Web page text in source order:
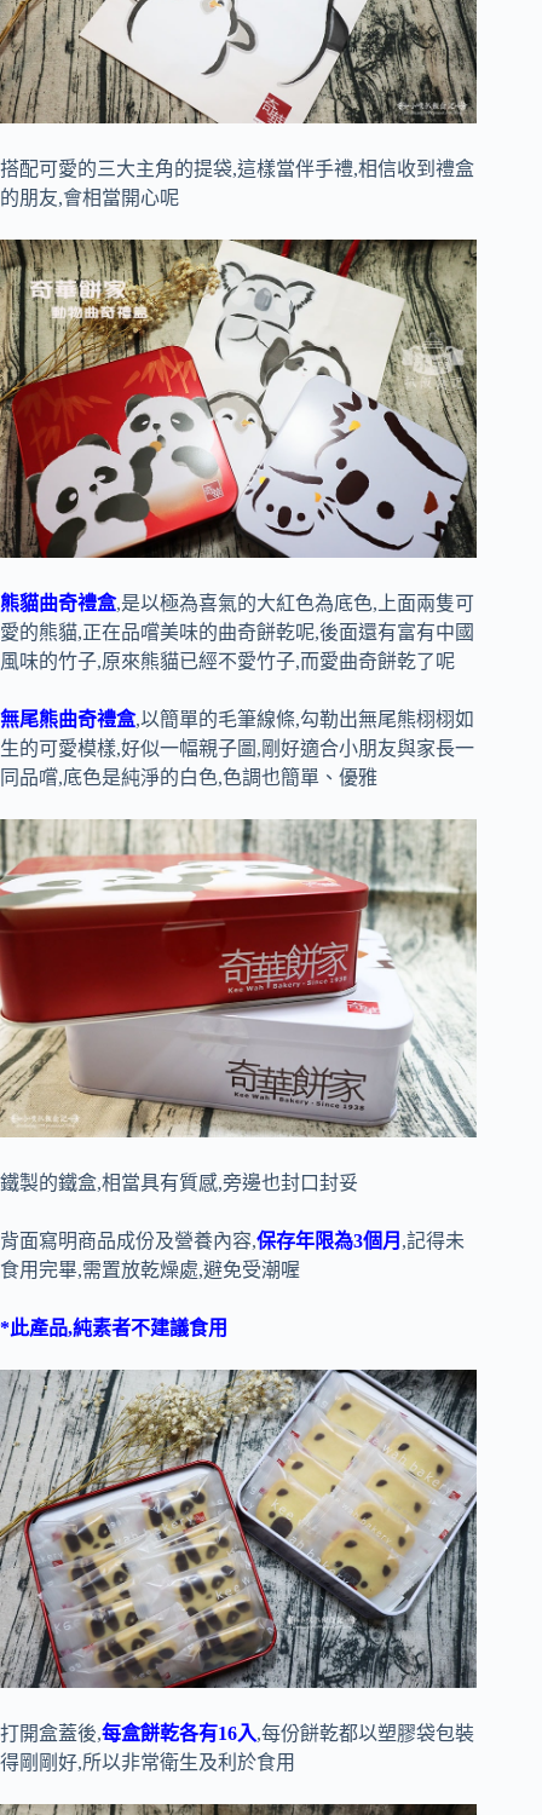
搭配可愛的三大主角的提袋,這樣當伴手禮,相信收到禮盒
的朋友,會相當開心呢
熊貓曲奇禮盒,是以極為喜氣的大紅色為底色,上面兩隻可
愛的熊貓,正在品嚐美味的曲奇餅乾呢,後面還有富有中國
風味的竹子,原來熊貓已經不愛竹子,而愛曲奇餅乾了呢
無尾熊曲奇禮盒,以簡單的毛筆線條,勾勒出無尾熊栩栩如
生的可愛模樣,好似一幅親子圖,剛好適合小朋友與家長一
同品嚐,底色是純淨的白色,色調也簡單、優雅
鐵製的鐵盒,相當具有質感,旁邊也封口封妥
背面寫明商品成份及營養內容,保存年限為3個月 ,記得未
食用完畢,需置放乾燥處,避免受潮喔
*此產品,純素者不建議食用
打開盒蓋後,每盒餅乾各有16入,每份餅乾都以塑膠袋包裝
得剛剛好,所以非常衛生及利於食用